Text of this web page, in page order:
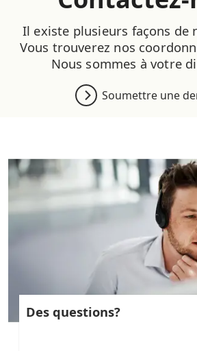
Il existe plusieurs façons de
Vous trouverez nos
Nous sommes à votre
Soumettre une
Des questions?